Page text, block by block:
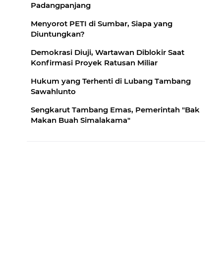
Padangpanjang
Menyorot PETI di Sumbar, Siapa yang
Diuntungkan?
Demokrasi Diuji, Wartawan Diblokir Saat
Konfirmasi Proyek Ratusan Miliar
Hukum yang Terhenti di Lubang Tambang
Sawahlunto
Sengkarut Tambang Emas, Pemerintah "Bak
Makan Buah Simalakama"